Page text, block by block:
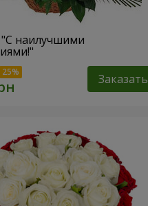
наилучшими
Заказать